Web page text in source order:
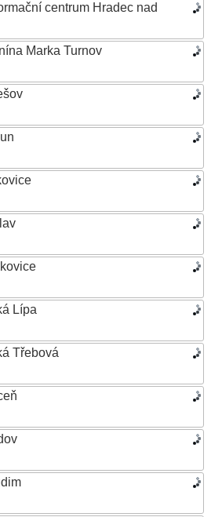
centrum Hradec nad
Marka Turnov
Lípa
Třebová